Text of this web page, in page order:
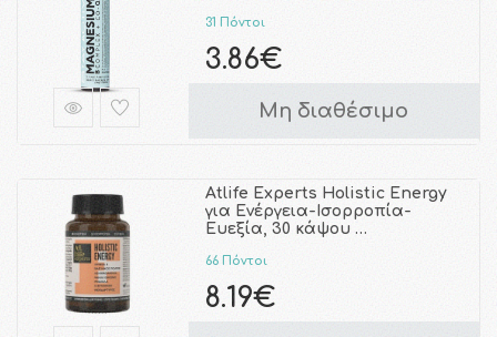
31 Πόντοι
3.86€
Μη διαθέσιμο
Atlife Experts Holistic Energy
για Ενέργεια-Ισορροπία-
Ευεξία, 30 κάψου …
66 Πόντοι
8.19€